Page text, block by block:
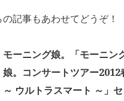
の記事もあわせてどうぞ！
モーニング娘。「モーニン
娘。コンサートツアー2012
～ ウルトラスマート ～」